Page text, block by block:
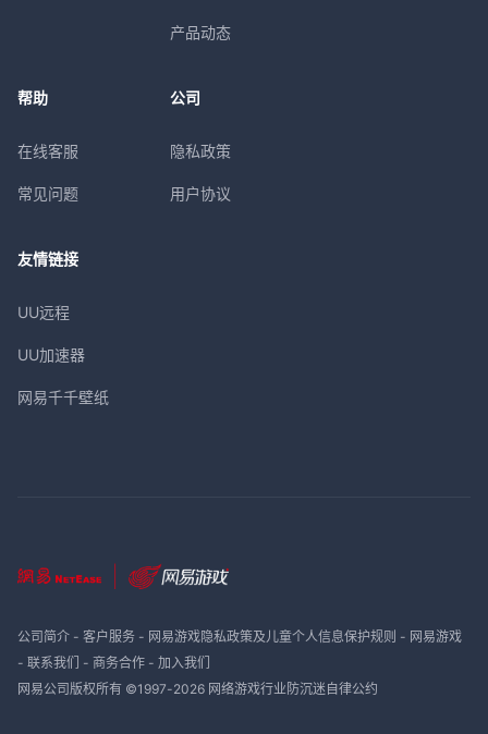
产品动态
帮助
在线客服
常见问题
公司
隐私政策
用户协议
友情链接
UU远程
UU加速器
网易千千壁纸
公司简介- 客户服务- 网易游戏隐私政策及儿童个人信息保护规则 - 网易游戏
- 联系我们 - 商务合作- 加入我们
网易公司版权所有 ©1997-2026 网络游戏行业防沉迷自律公约